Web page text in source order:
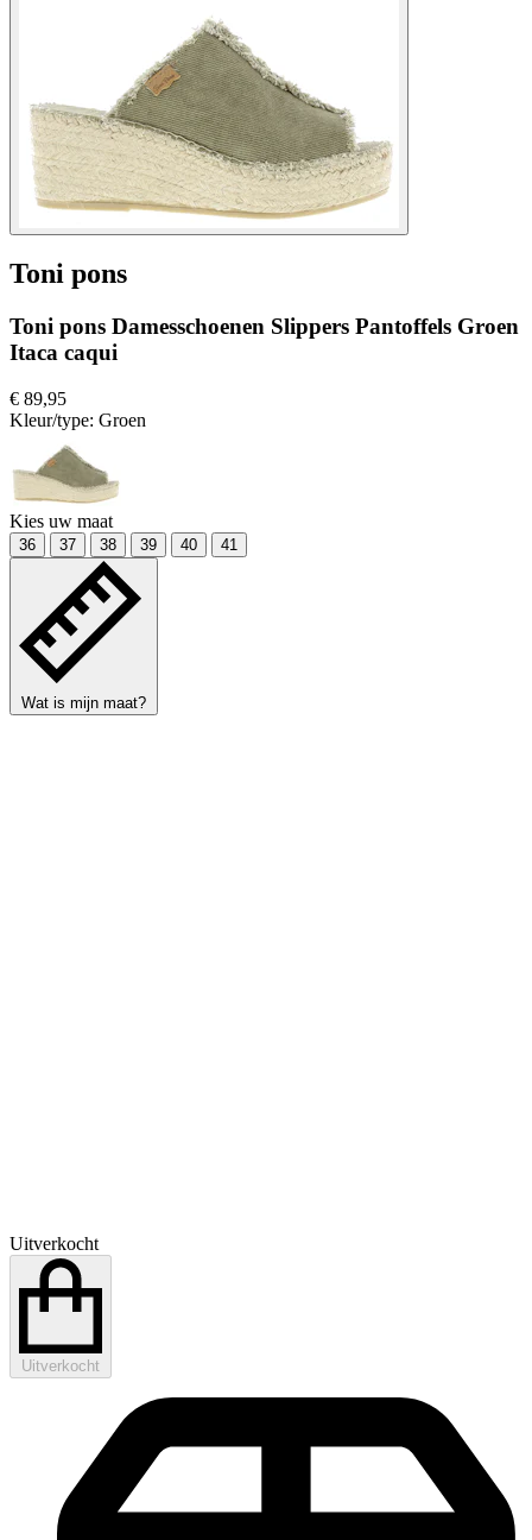
Toni pons
Toni pons Damesschoenen Slippers Pantoffels Groen
Itaca caqui
€ 89,95
Kleur/type: Groen
Kies uw maat
36 37 38 39 40 41
Wat is mijn maat?
Uitverkocht
Uitverkocht